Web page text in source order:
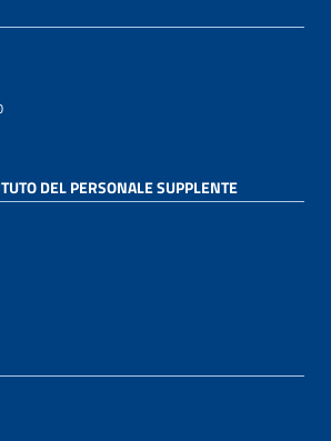
DEL PERSONALE SUPPLENTE